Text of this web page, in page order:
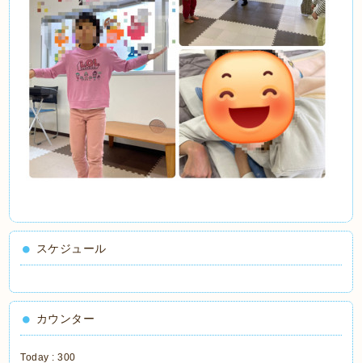
スケジュール
カウンター
Today :300